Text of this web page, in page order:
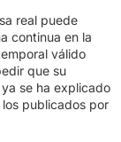
real puede
continua en la
válido
que su
ya se ha explicado
publicados por